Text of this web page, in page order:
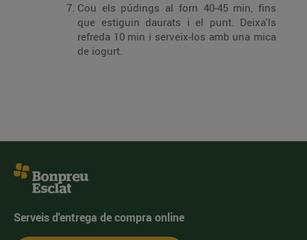
Cou els púdings al forn 40-45 min, fins
que estiguin daurats i el punt. Deixa'ls
refreda 10 min i serveix-los amb una mica
de iogurt.
Serveis d'entrega de compra online